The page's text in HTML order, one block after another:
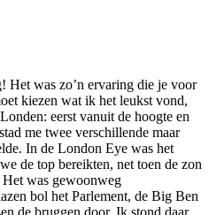
was zo’n ervaring die je voor
kiezen wat ik het leukst vond,
eerst vanuit de hoogte en
me twee verschillende maar
In de London Eye was het
de top bereikten, net toen de zon
was gewoonweg
bol het Parlement, de Big Ben